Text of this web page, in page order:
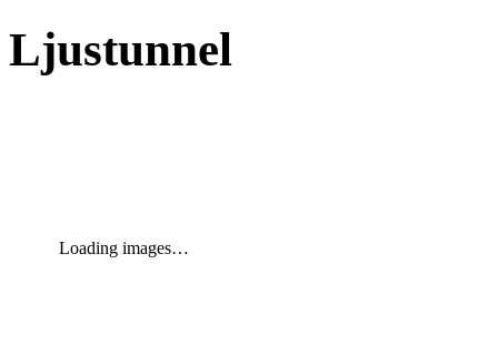
Ljustunnel
Loading images…